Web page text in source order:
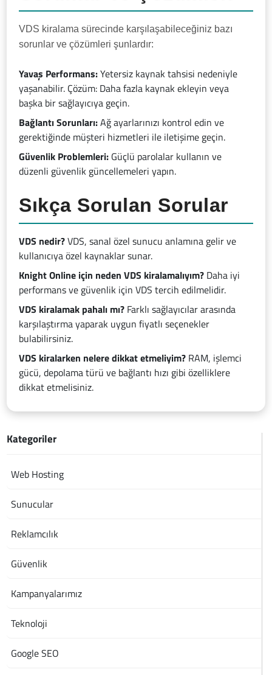
VDS kiralama sürecinde karşılaşabileceğiniz bazı
sorunlar ve çözümleri şunlardır:
Yavaş Performans:Yetersiz kaynak tahsisi nedeniyle
yaşanabilir. Çözüm: Daha fazla kaynak ekleyin veya
başka bir sağlayıcıya geçin.
Bağlantı Sorunları:Ağ ayarlarınızı kontrol edin ve
gerektiğinde müşteri hizmetleri ile iletişime geçin.
Güvenlik Problemleri: Güçlü parolalar kullanın ve
düzenli güvenlik güncellemeleri yapın.
Sıkça Sorulan Sorular
VDS nedir?VDS, sanal özel sunucu anlamına gelir ve
kullanıcıya özel kaynaklar sunar.
Knight Online için neden VDS kiralamalıyım? Daha iyi
performans ve güvenlik için VDS tercih edilmelidir.
VDS kiralamak pahalı mı? Farklı sağlayıcılar arasında
karşılaştırma yaparak uygun fiyatlı seçenekler
bulabilirsiniz.
VDS kiralarken nelere dikkat etmeliyim? RAM, işlemci
gücü, depolama türü ve bağlantı hızı gibi özelliklere
dikkat etmelisiniz.
Kategoriler
Web Hosting
Sunucular
Reklamcılık
Güvenlik
Kampanyalarımız
Teknoloji
Google SEO